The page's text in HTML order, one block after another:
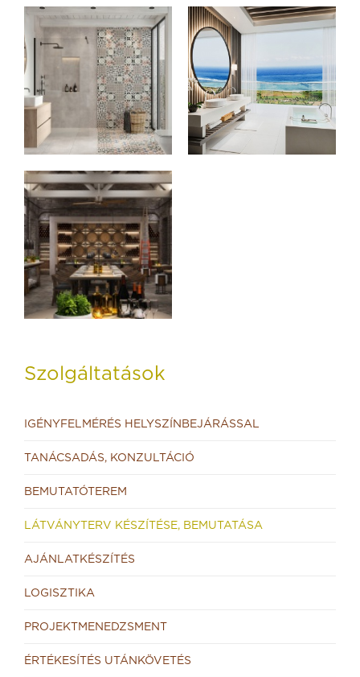
Szolgáltatások
IGÉNYFELMÉRÉS HELYSZÍNBEJÁRÁSSAL
TANÁCSADÁS, KONZULTÁCIÓ
BEMUTATÓTEREM
LÁTVÁNYTERV KÉSZÍTÉSE, BEMUTATÁSA
AJÁNLATKÉSZÍTÉS
LOGISZTIKA
PROJEKTMENEDZSMENT
ÉRTÉKESÍTÉS UTÁNKÖVETÉS